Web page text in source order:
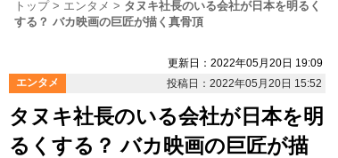
トップ エンタメ
タヌキ社長のいる会社が日本を明るく
する？ バカ映画の巨匠が描く真骨頂
更新日：2022年05月20日 19:09
エンタメ
投稿日：2022年05月20日 15:52
タヌキ社長のいる会社が日本を明
るくする？ バカ映画の巨匠が描